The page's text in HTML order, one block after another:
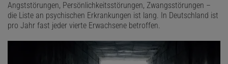
Angststörungen, Persönlichkeitsstörungen, Zwangsstörungen –
die Liste an psychischen Erkrankungen ist lang. In Deutschland ist
pro Jahr fast jeder vierte Erwachsene betroffen.